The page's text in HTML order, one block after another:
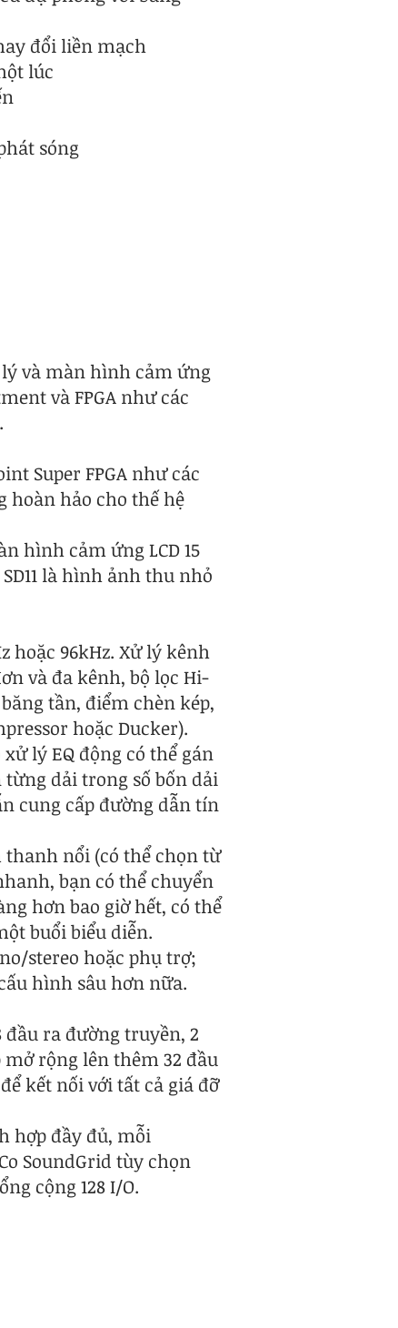
đổi liền mạch
lúc
sóng
lý và màn hình cảm ứng
và FPGA như các
Super FPGA như các
hoàn hảo cho thế hệ
hình cảm ứng LCD 15
là hình ảnh thu nhỏ
hoặc 96kHz. Xử lý kênh
và đa kênh, bộ lọc Hi-
tần, điểm chèn kép,
hoặc Ducker).
lý EQ động có thể gán
dải trong số bốn dải
cung cấp đường dẫn tín
thanh nổi (có thể chọn từ
bạn có thể chuyển
hơn bao giờ hết, có thể
buổi biểu diễn.
stereo hoặc phụ trợ;
hình sâu hơn nữa.
đầu ra đường truyền, 2
mở rộng lên thêm 32 đầu
kết nối với tất cả giá đỡ
hợp đầy đủ, mỗi
SoundGrid tùy chọn
cộng 128 I/O.